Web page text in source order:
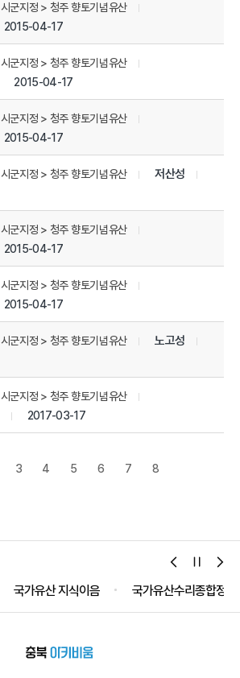
시군지정 > 청주 향토기념유산
2015-04-17
시군지정 > 청주 향토기념유산
2015-04-17
시군지정 > 청주 향토기념유산
2015-04-17
시군지정 > 청주 향토기념유산 저산성
시군지정 > 청주 향토기념유산
2015-04-17
시군지정 > 청주 향토기념유산
2015-04-17
시군지정 > 청주 향토기념유산 노고성
시군지정 > 청주 향토기념유산
2017-03-17
3 4 5 6 7 8
국가유산 지식이음 국가유산수리종합정보